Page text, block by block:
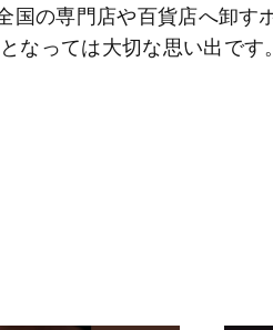
の専門店や百貨店へ卸す
なっては大切な思い出で